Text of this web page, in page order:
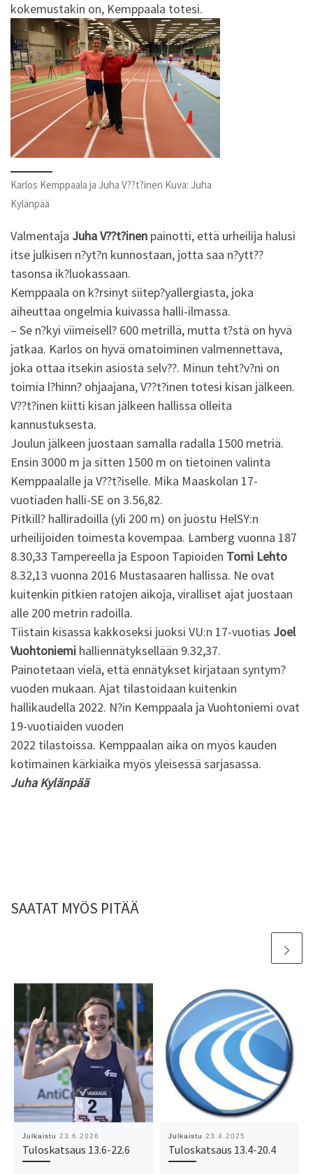
kokemustakin on, Kemppaala totesi.
Karlos Kemppaala ja Juha V??t?inen Kuva: Juha
Kylänpää
Valmentaja Juha V??t?inen painotti, että urheilija halusi
itse julkisen n?yt?n kunnostaan, jotta saa n?ytt??
tasonsa ik?luokassaan.
Kemppaala on k?rsinyt siitep?yallergiasta, joka
aiheuttaa ongelmia kuivassa halli-ilmassa.
– Se n?kyi viimeisell? 600 metrillä, mutta t?stä on hyvä
jatkaa. Karlos on hyvä omatoiminen valmennettava,
joka ottaa itsekin asiosta selv??. Minun teht?v?ni on
toimia l?hinn? ohjaajana, V??t?inen totesi kisan jälkeen.
V??t?inen kiitti kisan jälkeen hallissa olleita
kannustuksesta.
Joulun jälkeen juostaan samalla radalla 1500 metriä.
Ensin 3000 m ja sitten 1500 m on tietoinen valinta
Kemppaalalle ja V??t?iselle. Mika Maaskolan 17-
vuotiaden halli-SE on 3.56,82.
Pitkill? halliradoilla (yli 200 m) on juostu HelSY:n
urheilijoiden toimesta kovempaa. Lamberg vuonna 187
8.30,33 Tampereella ja Espoon Tapioiden Tomi Lehto
8.32,13 vuonna 2016 Mustasaaren hallissa. Ne ovat
kuitenkin pitkien ratojen aikoja, viralliset ajat juostaan
alle 200 metrin radoilla.
Tiistain kisassa kakkoseksi juoksi VU:n 17-vuotias Joel
Vuohtoniemi halliennätyksellään 9.32,37.
Painotetaan vielä, että ennätykset kirjataan syntym?
vuoden mukaan. Ajat tilastoidaan kuitenkin
hallikaudella 2022. N?in Kemppaala ja Vuohtoniemi ovat
19-vuotiaiden vuoden
2022 tilastoissa. Kemppaalan aika on myös kauden
kotimainen kärkiaika myös yleisessä sarjasassa.
Juha Kylänpää
SAATAT MYÖS PITÄÄ
Julkaistu 23.6.2026
Tuloskatsaus 13.6-22.6
Julkaistu 23.4.2025
Tuloskatsaus 13.4-20.4